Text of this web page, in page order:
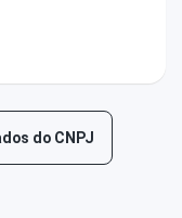
do CNPJ